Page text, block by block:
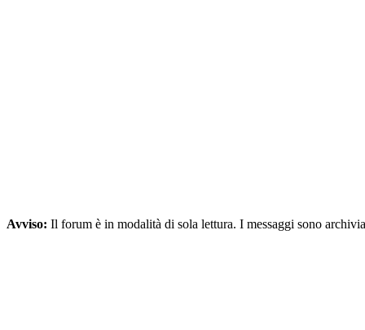
Avviso: Il forum è in modalità di sola lettura. I messaggi sono